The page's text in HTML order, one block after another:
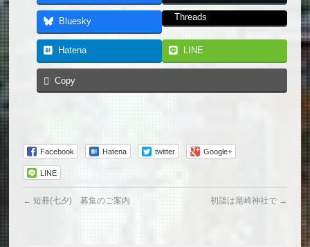
Bluesky Threads
Hatena LINE
Copy
Facebook Hatena twitter Google+
LINE
← 短冊(七夕) 募集のご案内 初詣は尾崎神社で →